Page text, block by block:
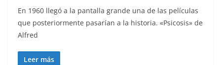
En 1960 llegó a la pantalla grande una de las películas
que posteriormente pasarían a la historia. «Psicosis» de
Alfred
Leer más